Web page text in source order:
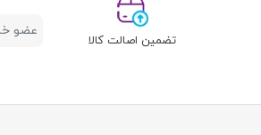
تضمین اصالت کالا